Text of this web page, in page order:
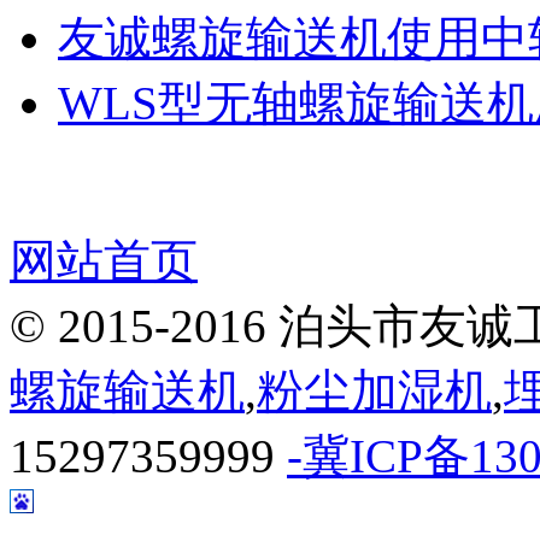
友诚螺旋输送机使用
WLS型无轴螺旋输送
网站首页
© 2015-2016 泊头市友
螺旋输送机,粉尘加湿机,
15297359999 -冀ICP备